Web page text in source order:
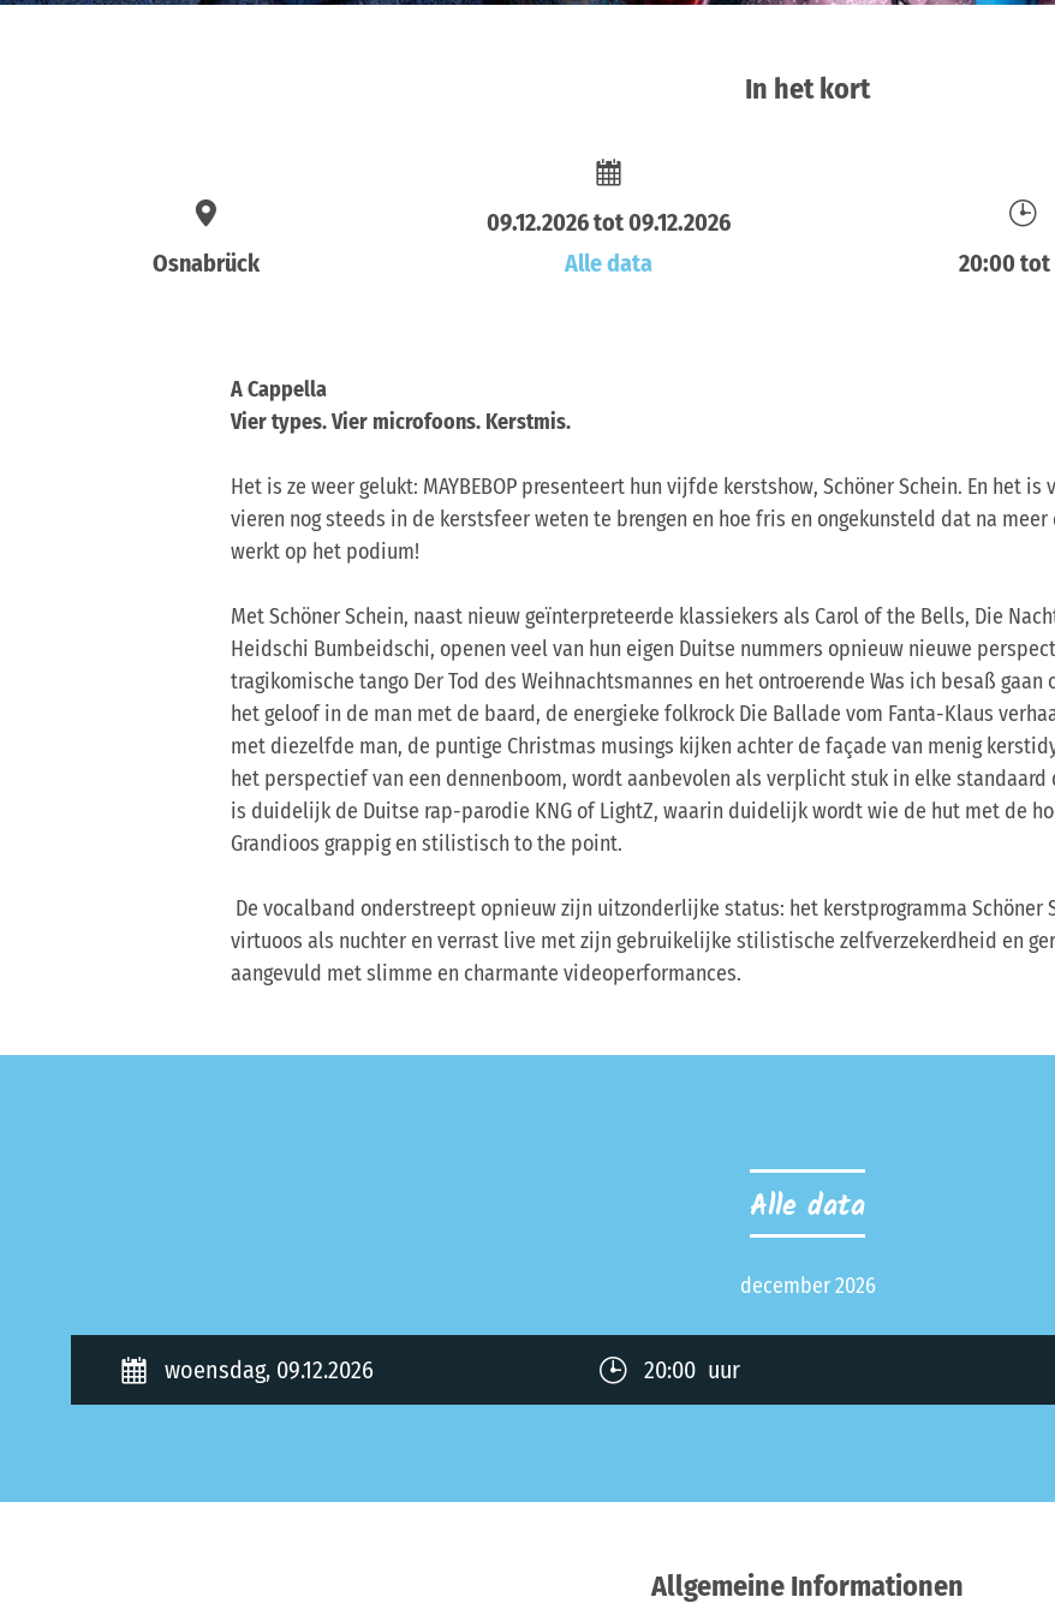
In het kort
Osnabrück
09.12.2026 tot 09.12.2026
Alle data
20:00 tot
A Cappella
Vier types. Vier microfoons. Kerstmis.
Het is ze weer gelukt: MAYBEBOP presenteert hun vijfde kerstshow, Schöner Schein. En het
vieren nog steeds in de kerstsfeer weten te brengen en hoe fris en ongekunsteld dat na
werkt op het podium!
Met Schöner Schein, naast nieuw geïnterpreteerde klassiekers als Carol of the Bells, Die
Heidschi Bumbeidschi, openen veel van hun eigen Duitse nummers opnieuw nieuwe
tragikomische tango Der Tod des Weihnachtsmannes en het ontroerende Was ich besaß
het geloof in de man met de baard, de energieke folkrock Die Ballade vom Fanta-Klaus
met diezelfde man, de puntige Christmas musings kijken achter de façade van menig
het perspectief van een dennenboom, wordt aanbevolen als verplicht stuk in elke
is duidelijk de Duitse rap-parodie KNG of LightZ, waarin duidelijk wordt wie de hut met de
Grandioos grappig en stilistisch to the point.
De vocalband onderstreept opnieuw zijn uitzonderlijke status: het kerstprogramma Schöner
virtuoos als nuchter en verrast live met zijn gebruikelijke stilistische zelfverzekerdheid en
aangevuld met slimme en charmante videoperformances.
Alle data
december 2026
woensdag, 09.12.2026 20:00 uur
Allgemeine Informationen